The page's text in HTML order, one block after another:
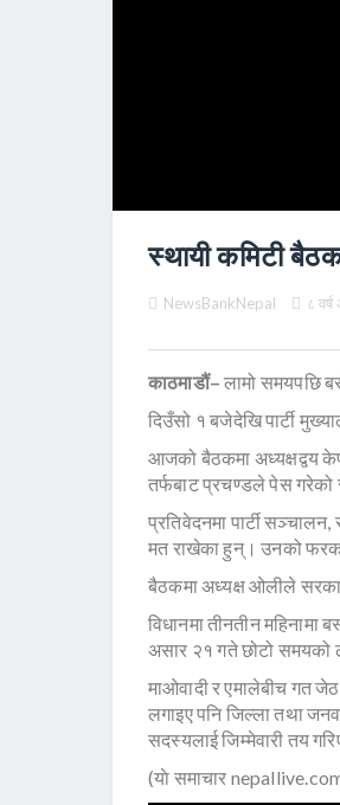
स्थायी कमिटी
NewsBankNepal ८
काठमाडौं–लामो समयपछि
दिउँसो १ बजेदेखि पार्टी
आजको बैठकमा अध्यक्षद्वय
तर्फबाट प्रचण्डले पेस गरेको
प्रतिवेदनमा पार्टी
मत राखेका हुन्। उनको
बैठकमा अध्यक्ष ओलीले
विधानमा तीनतीन
असार २१ गते छोटो समयको
माओवादी र एमालेबीच गत
लगाइए पनि जिल्ला तथा
सदस्यलाई जिम्मेवारी तय
(याे समाचार